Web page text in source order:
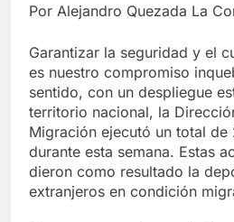
Por Alejandro Quezada La
Garantizar la seguridad y el
es nuestro compromiso
sentido, con un despliegue
territorio nacional, la
Migración ejecutó un total
durante esta semana. Estas
dieron como resultado la
extranjeros en condición